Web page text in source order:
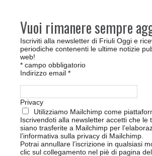
Vuoi rimanere sempre
Iscriviti alla newsletter di Friuli Oggi e
periodiche contenenti le ultime notizie
web!
* campo obbligatorio
Indirizzo email *
Privacy
Utilizziamo Mailchimp come
Iscrivendoti alla newsletter accetti che le
siano trasferite a Mailchimp per
l’informativa sulla privacy di Mailchimp.
Potrai annullare l’iscrizione in qualsiasi
clic sul collegamento nel piè di pagina